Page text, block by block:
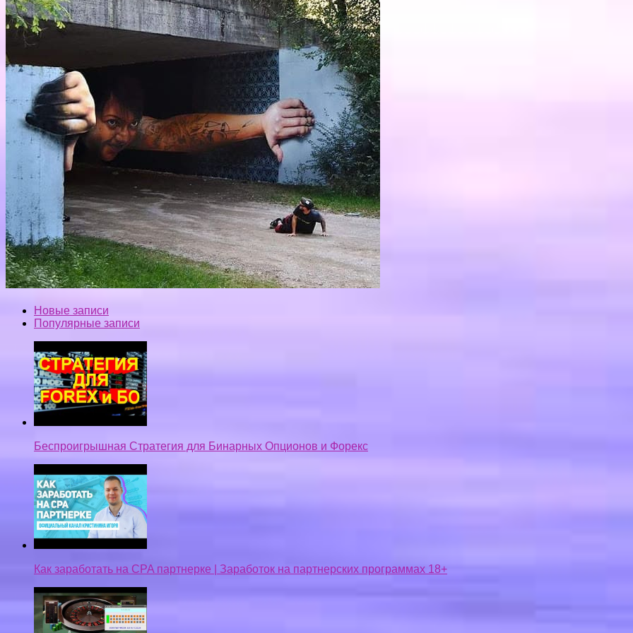
Новые записи
Популярные записи
Беспроигрышная Стратегия для Бинарных Опционов и Форекс
Как заработать на CPA партнерке | Заработок на партнерских программах 18+